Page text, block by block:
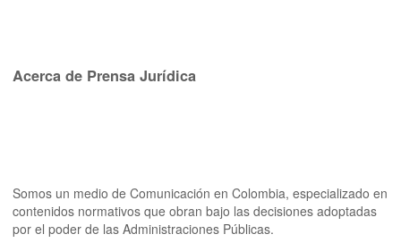
Acerca de Prensa Jurídica
Somos un medio de Comunicación en Colombia, especializado en
contenidos normativos que obran bajo las decisiones adoptadas
por el poder de las Administraciones Públicas.